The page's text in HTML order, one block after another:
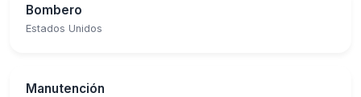
Bombero
Estados Unidos
Manutención